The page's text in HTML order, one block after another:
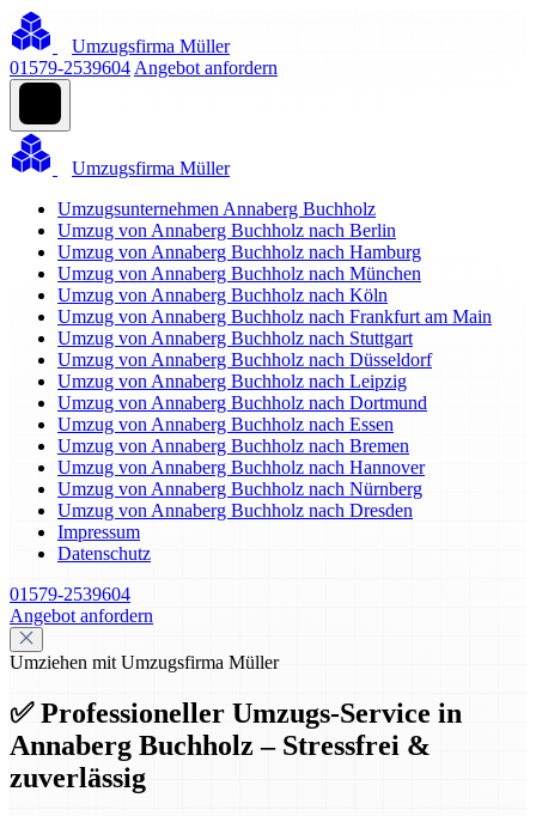
Umzugsfirma Müller
01579-2539604 Angebot anfordern
Umzugsfirma Müller
Umzugsunternehmen Annaberg Buchholz
Umzug von Annaberg Buchholz nach Berlin
Umzug von Annaberg Buchholz nach Hamburg
Umzug von Annaberg Buchholz nach München
Umzug von Annaberg Buchholz nach Köln
Umzug von Annaberg Buchholz nach Frankfurt am Main
Umzug von Annaberg Buchholz nach Stuttgart
Umzug von Annaberg Buchholz nach Düsseldorf
Umzug von Annaberg Buchholz nach Leipzig
Umzug von Annaberg Buchholz nach Dortmund
Umzug von Annaberg Buchholz nach Essen
Umzug von Annaberg Buchholz nach Bremen
Umzug von Annaberg Buchholz nach Hannover
Umzug von Annaberg Buchholz nach Nürnberg
Umzug von Annaberg Buchholz nach Dresden
Impressum
Datenschutz
01579-2539604
Angebot anfordern
Umziehen mit Umzugsfirma Müller
✅ Professioneller Umzugs-Service in
Annaberg Buchholz – Stressfrei &
zuverlässig